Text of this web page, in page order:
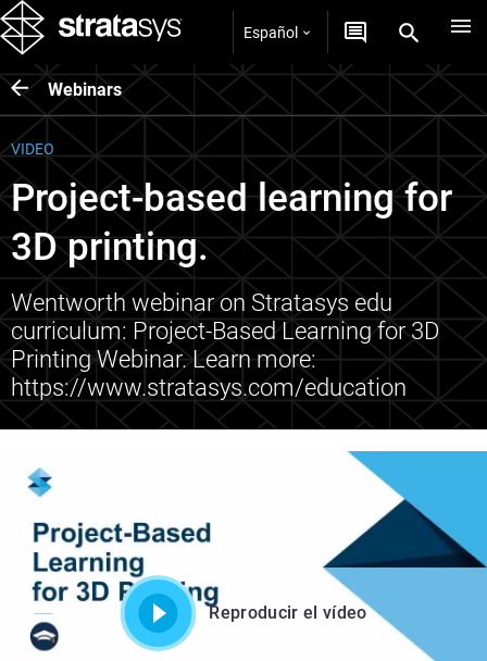
Español
Webinars
VIDEO
Project-based learning for
3D printing.
Wentworth webinar on Stratasys edu
curriculum: Project-Based Learning for 3D
Printing Webinar. Learn more:
https://www.stratasys.com/education
Reproducir el vídeo